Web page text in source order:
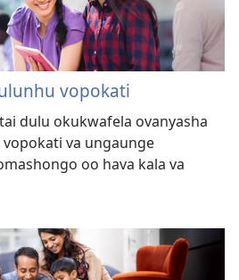
vopokati
dulu okukwafela ovanyasha
va ungaunge
oo hava kala va